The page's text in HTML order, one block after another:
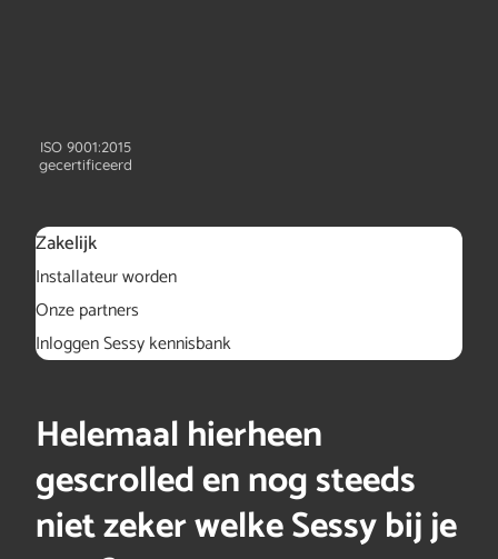
ISO 9001:2015
gecertificeerd
Zakelijk
Installateur worden
Onze partners
Inloggen Sessy kennisbank
Helemaal hierheen
gescrolled en nog steeds
niet zeker welke Sessy bij je